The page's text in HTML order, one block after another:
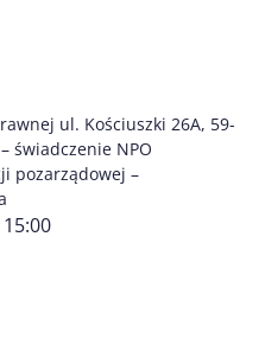
ul. Kościuszki 26A, 59-
świadczenie NPO
pozarządowej –